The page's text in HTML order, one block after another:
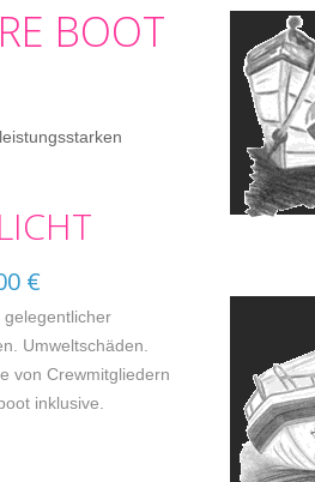
BOOT
€
gelegentlicher
Umweltschäden.
von Crewmitgliedern
inklusive.